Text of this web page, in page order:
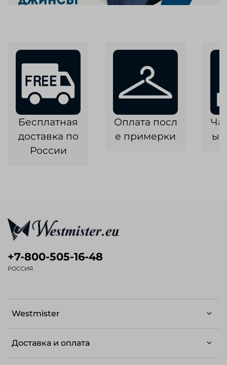
Бесплатная
доставка по
России
Оплата посл
е примерки
Westmister
Доставка и оплата
+7-800-505-16-48
РОССИЯ